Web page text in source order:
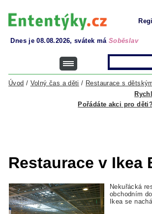
Dnes je 08.08.2026, svátek má Soběslav
Úvod / Volný čas a děti / Restaurace s
Pořádáte akci pro
Restaurace v Ikea
Nekuřácká
obchodním
Ikea se